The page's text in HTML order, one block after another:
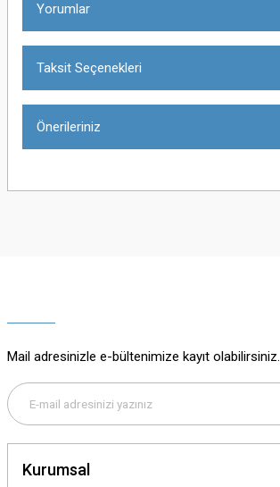
Yorumlar
Taksit Seçenekleri
Önerileriniz
Ürün açıklamasında eksik bilgiler bulunuyor.
Ürün bilgilerinde hatalar bulunuyor.
Bu ürüne benzer farklı alternatifler olmalı.
Mail adresinizle e-bültenimize kayıt olabilirsiniz.
Kurumsal